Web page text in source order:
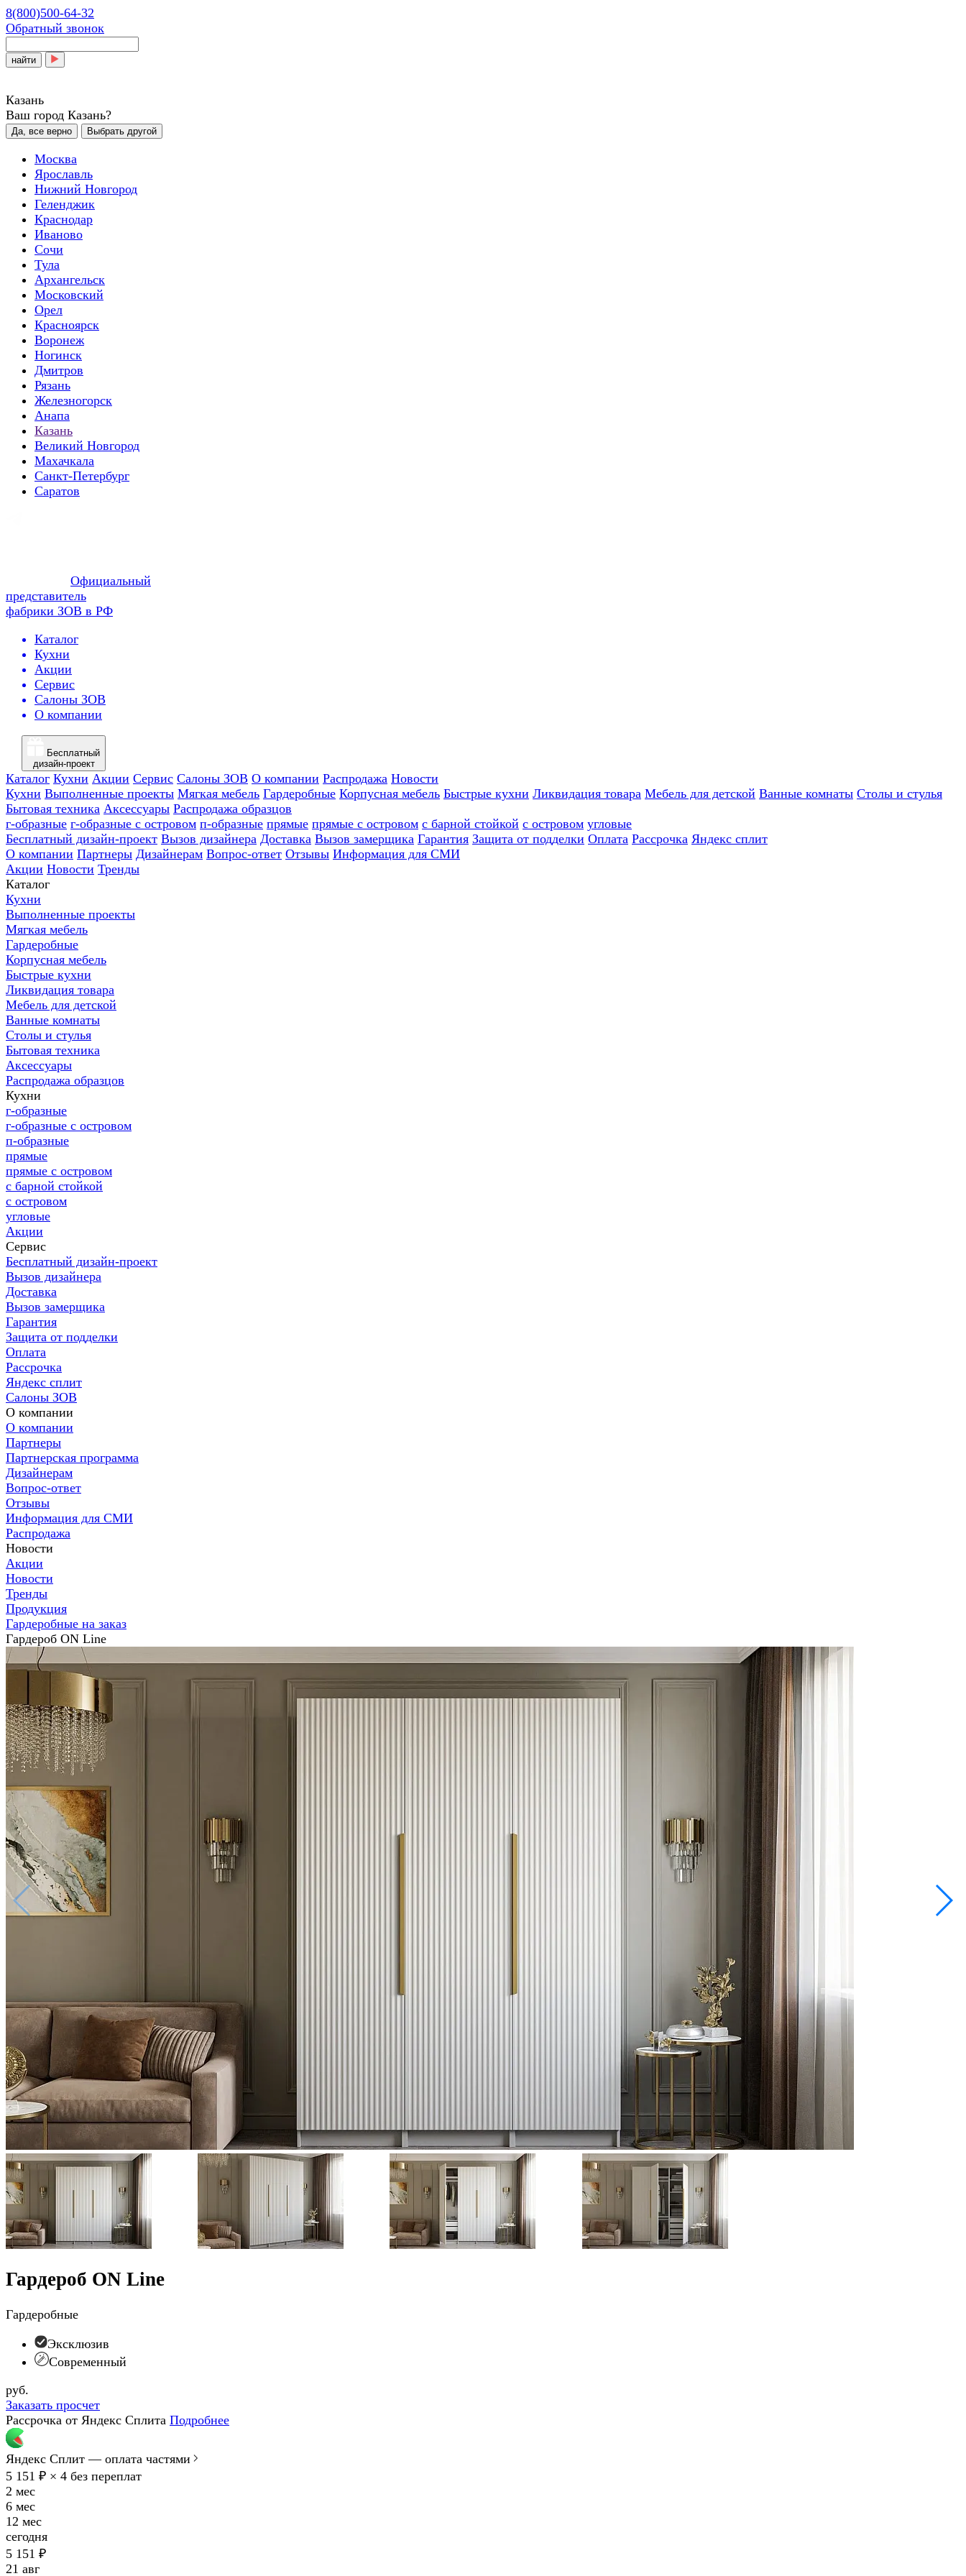
8(800)500-64-32
Обратный звонок
найти
Казань
Ваш город Казань?
Да, все верно Выбрать другой
Москва
Ярославль
Нижний Новгород
Геленджик
Краснодар
Иваново
Сочи
Тула
Архангельск
Московский
Орел
Красноярск
Воронеж
Ногинск
Дмитров
Рязань
Железногорск
Анапа
Казань
Великий Новгород
Махачкала
Санкт-Петербург
Саратов
Официальный
представитель
фабрики ЗОВ в РФ
Каталог
Кухни
Акции
Сервис
Салоны ЗОВ
О компании
Бесплатный
дизайн-проект
Каталог Кухни Акции Сервис Салоны ЗОВ О компании Распродажа Новости
Кухни Выполненные проекты Мягкая мебель Гардеробные Корпусная мебель Быстрые кухни Ликвидация товара Мебель для детской Ванные комнаты Столы и стулья
Бытовая техника Аксессуары Распродажа образцов
г-образные г-образные с островом п-образные прямые прямые с островом с барной стойкой с островом угловые
Бесплатный дизайн-проект Вызов дизайнера Доставка Вызов замерщика Гарантия Защита от подделки Оплата Рассрочка Яндекс сплит
О компании Партнеры Дизайнерам Вопрос-ответ Отзывы Информация для СМИ
Акции Новости Тренды
Каталог
Кухни
Выполненные проекты
Мягкая мебель
Гардеробные
Корпусная мебель
Быстрые кухни
Ликвидация товара
Мебель для детской
Ванные комнаты
Столы и стулья
Бытовая техника
Аксессуары
Распродажа образцов
Кухни
г-образные
г-образные с островом
п-образные
прямые
прямые с островом
с барной стойкой
с островом
угловые
Акции
Сервис
Бесплатный дизайн-проект
Вызов дизайнера
Доставка
Вызов замерщика
Гарантия
Защита от подделки
Оплата
Рассрочка
Яндекс сплит
Салоны ЗОВ
О компании
О компании
Партнеры
Партнерская программа
Дизайнерам
Вопрос-ответ
Отзывы
Информация для СМИ
Распродажа
Новости
Акции
Новости
Тренды
Продукция
Гардеробные на заказ
Гардероб ON Line
Гардероб ON Line
Гардеробные
Эксклюзив
Современный
руб.
Заказать просчет
Рассрочка от Яндекс Сплита Подробнее
Яндекс Сплит — оплата частями
5 151 ₽ × 4 без переплат
2 мес
6 мес
12 мес
сегодня
5 151 ₽
21 авг